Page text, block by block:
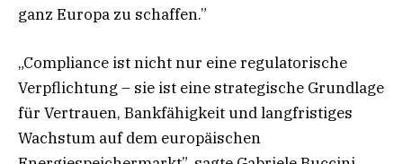
ganz Europa zu schaffen.”
„Compliance ist nicht nur eine regulatorische
Verpflichtung – sie ist eine strategische Grundlage
für Vertrauen, Bankfähigkeit und langfristiges
Wachstum auf dem europäischen